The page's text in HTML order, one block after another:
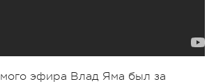
эфира Влад Яма был за